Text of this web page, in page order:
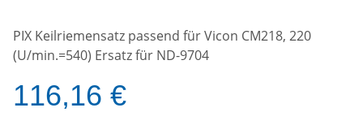
PIX Keilriemensatz passend für Vicon CM218, 220
(U/min.=540) Ersatz für ND-9704
116,16 €